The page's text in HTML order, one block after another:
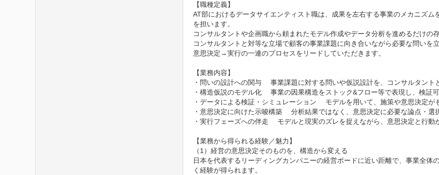
【職種定義】
AT部におけるデータサイエンティスト職は、成果を左右する事業のメカニズ
を担います。
コンサルタントや企画職から頼まれたモデル作成やデータ分析を進めるだけの
コンサルタントと対等な立場で顧客の事業課題に向き合いながら必要な問い
意思決定→実行の一連のプロセスをリードしていただきます。
【業務内容】
・問いの設計への関与 　事業課題に対する問いや仮説設計を、コンサルタント
・構造仮説のモデル化 　事業の因果構造をストック&フロー等で表現し、検証
・データによる検証・シミュレーション 　モデルを用いて、施策や意思決定が
・意思決定に向けた示唆構築 　分析結果ではなく、意思決定に必要な論点・選
・実行フェーズへの伴走 　モデルと現実のズレを捉えながら、意思決定と行動
【業務から得られる経験／魅力】
（1）経営の意思決定そのものを、構造から変える
日本を代表するリーディングカンパニーの経営ボードに近い距離で、事業全
く経験が得られます。